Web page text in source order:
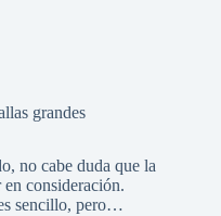
grandes
no cabe duda que la
en consideración.
sencillo, pero…